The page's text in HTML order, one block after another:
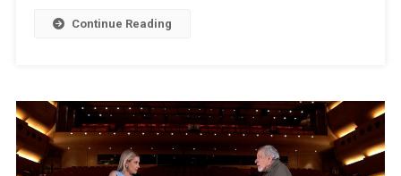
Continue Reading